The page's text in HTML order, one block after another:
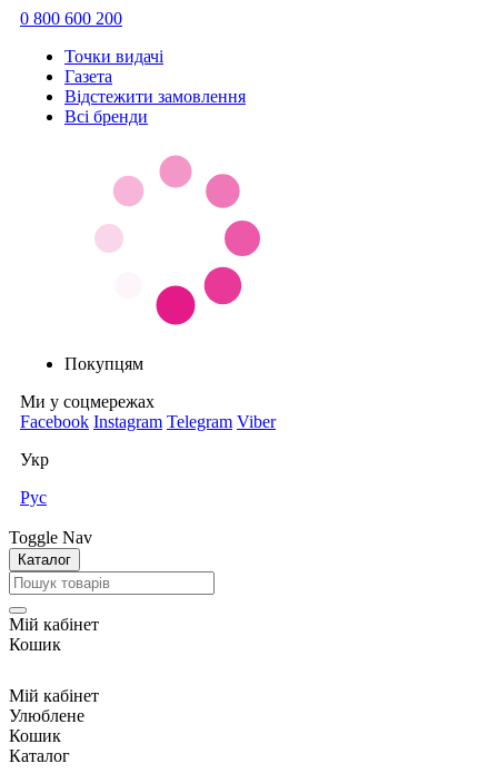
0 800 600 200
Точки видачi
Газета
Відстежити замовлення
Всі бренди
Покупцям
Ми у соцмережах
Facebook Instagram Telegram Viber
Укр
Рус
Toggle Nav
Каталог
Мій кабінет
Кошик
Мій кабінет
Улюблене
Кошик
Каталог